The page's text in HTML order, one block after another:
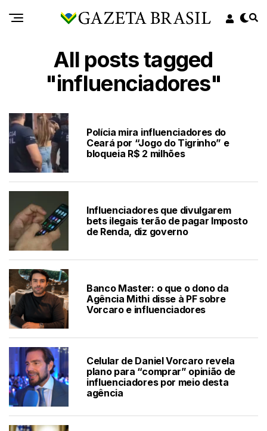
All posts tagged
"influenciadores"
Polícia mira influenciadores do
Ceará por “Jogo do Tigrinho” e
bloqueia R$ 2 milhões
Influenciadores que divulgarem
bets ilegais terão de pagar Imposto
de Renda, diz governo
Banco Master: o que o dono da
Agência Mithi disse à PF sobre
Vorcaro e influenciadores
Celular de Daniel Vorcaro revela
plano para “comprar” opinião de
influenciadores por meio desta
agência